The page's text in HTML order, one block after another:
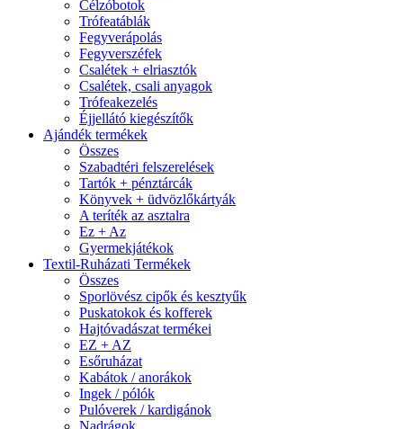
Célzóbotok
Trófeatáblák
Fegyverápolás
Fegyverszéfek
Csalétek + elriasztók
Csalétek, csali anyagok
Trófeakezelés
Éjjellátó kiegészítők
Ajándék termékek
Összes
Szabadtéri felszerelések
Tartók + pénztárcák
Könyvek + üdvözlőkártyák
A teríték az asztalra
Ez + Az
Gyermekjátékok
Textil-Ruházati Termékek
Összes
Sporlövész cipők és kesztyűk
Puskatokok és kofferek
Hajtóvadászat termékei
EZ + AZ
Esőruházat
Kabátok / anorákok
Ingek / pólók
Pulóverek / kardigánok
Nadrágok